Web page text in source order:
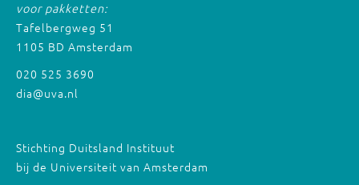
voor pakketten:
Tafelbergweg 51
1105 BD Amsterdam
020 525 3690
dia@uva.nl
Stichting Duitsland Instituut
bij de Universiteit van Amsterdam